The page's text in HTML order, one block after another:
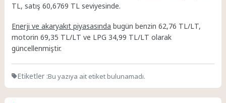
TL, satış 60,6769 TL seviyesinde.
Enerji ve akaryakıt piyasasında bugün benzin 62,76 TL/LT,
motorin 69,35 TL/LT ve LPG 34,99 TL/LT olarak
güncellenmiştir.
Etiketler :Bu yazıya ait etiket bulunamadı.